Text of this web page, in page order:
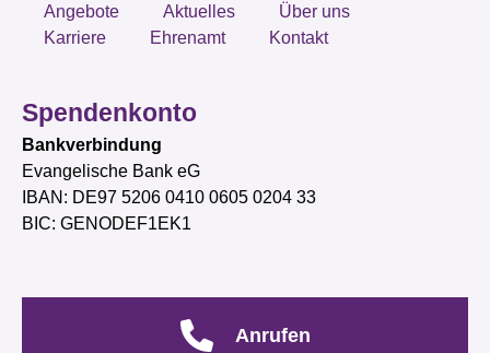
Angebote Aktuelles
Über uns
Karriere
Ehrenamt Kontakt
Spendenkonto
Bankverbindung
Evangelische Bank eG
IBAN: DE97 5206 0410 0605 0204 33
BIC: GENODEF1EK1
Anrufen